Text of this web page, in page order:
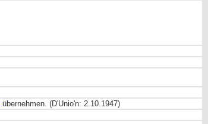
übernehmen. (D'Unio'n: 2.10.1947)